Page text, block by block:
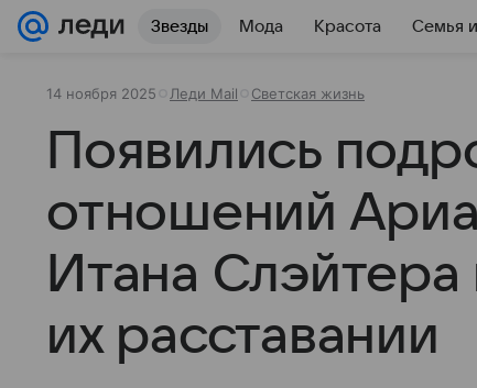
Звезды Мода Красота Семья
14 ноября 2025 Леди Mail Светская жизнь
Появились
отношений
Итана
их расставании